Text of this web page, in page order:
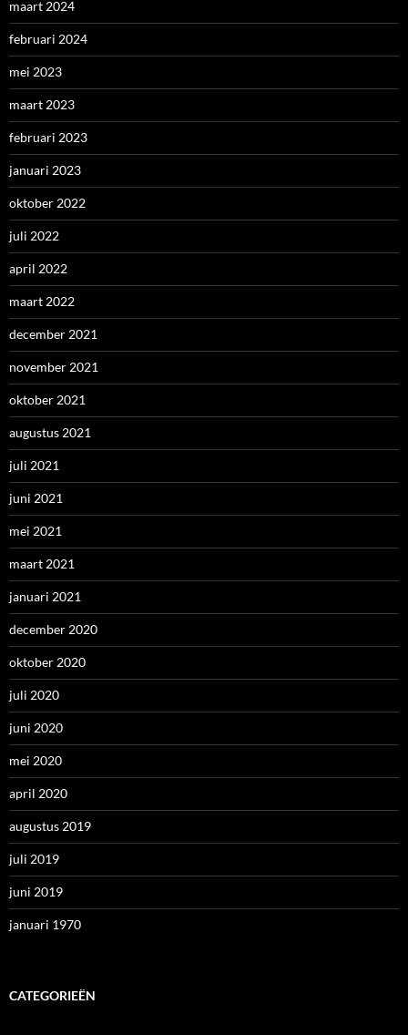
maart 2024
februari 2024
mei 2023
maart 2023
februari 2023
januari 2023
oktober 2022
juli 2022
april 2022
maart 2022
december 2021
november 2021
oktober 2021
augustus 2021
juli 2021
juni 2021
mei 2021
maart 2021
januari 2021
december 2020
oktober 2020
juli 2020
juni 2020
mei 2020
april 2020
augustus 2019
juli 2019
juni 2019
januari 1970
CATEGORIEËN